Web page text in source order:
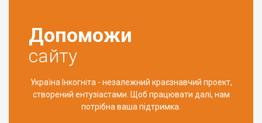
Допоможи
сайту
Україна Інкогніта - незалежний краєзнавчий проект,
створений ентузіастами. Щоб працювати далі, нам
потрібна ваша підтримка.